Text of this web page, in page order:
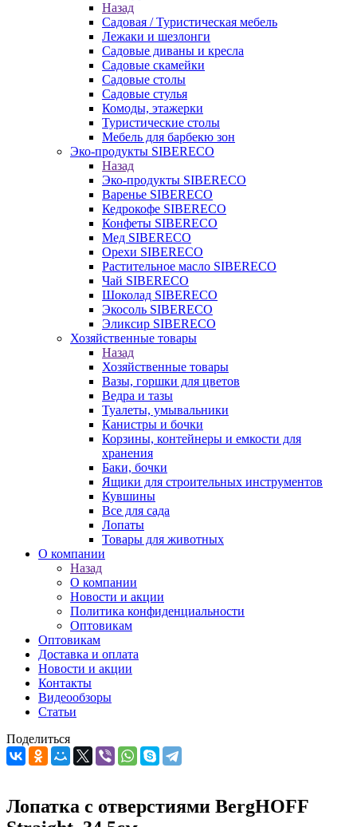
Назад
Садовая / Туристическая мебель
Лежаки и шезлонги
Садовые диваны и кресла
Садовые скамейки
Садовые столы
Садовые стулья
Комоды, этажерки
Туристические столы
Мебель для барбекю зон
Эко-продукты SIBERECO
Назад
Эко-продукты SIBERECO
Варенье SIBERECO
Кедрокофе SIBERECO
Конфеты SIBERECO
Мед SIBERECO
Орехи SIBERECO
Растительное масло SIBERECO
Чай SIBERECO
Шоколад SIBERECO
Экосоль SIBERECO
Эликсир SIBERECO
Хозяйственные товары
Назад
Хозяйственные товары
Вазы, горшки для цветов
Ведра и тазы
Туалеты, умывальники
Канистры и бочки
Корзины, контейнеры и емкости для
хранения
Баки, бочки
Ящики для строительных инструментов
Кувшины
Все для сада
Лопаты
Товары для животных
О компании
Назад
О компании
Новости и акции
Политика конфиденциальности
Оптовикам
Оптовикам
Доставка и оплата
Новости и акции
Контакты
Видеообзоры
Статьи
Поделиться
Лопатка с отверстиями BergHOFF